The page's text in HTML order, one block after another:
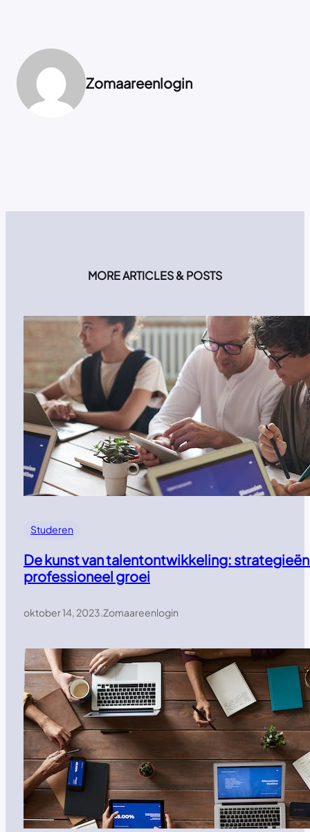
Zomaareenlogin
MORE ARTICLES & POSTS
Studeren
De kunst van talentontwikkeling:
professioneel groei
oktober 14, 2023.Zomaareenlogin